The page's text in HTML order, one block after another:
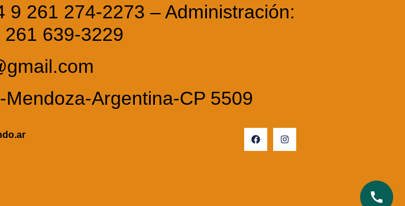
261 274-2273 – Administración:
639-3229
Argentina-CP 5509